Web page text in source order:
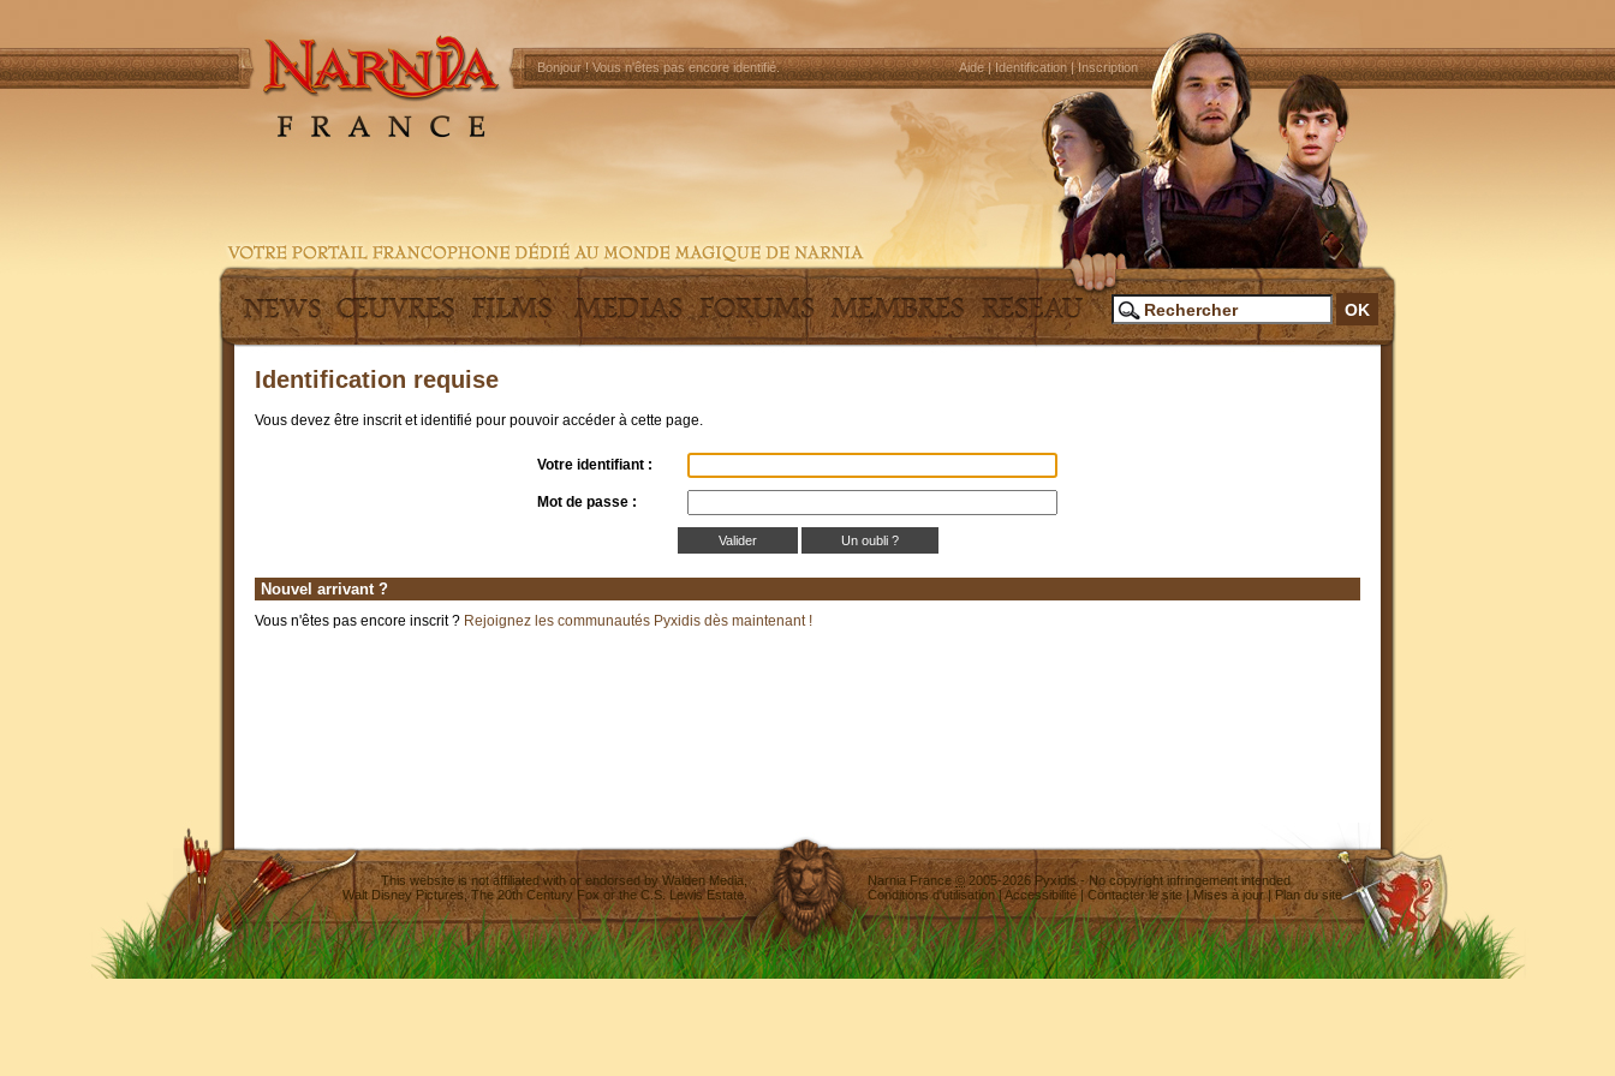
Bonjour !Vous n'êtes pas encore identifié. Aide|Identification|Inscription
Identification requise
Vous devez être inscrit et identifié pour pouvoir accéder à cette page.
Votre identifiant :
Mot de passe :
Un oubli ?
Nouvel arrivant ?
Vous n'êtes pas encore inscrit ? Rejoignez les communautés Pyxidis dès maintenant !
This website is not affiliated with or endorsed byWalden Media
Walt Disney Pictures,The 20th Century Fox or the C.S. Lewis Estate.
Narnia France ©2005-2026 Pyxidis- No copyright infringement intended
Conditions d'utilisation|Accessibilité| Contacter le site|Mises à jour| Plan du site